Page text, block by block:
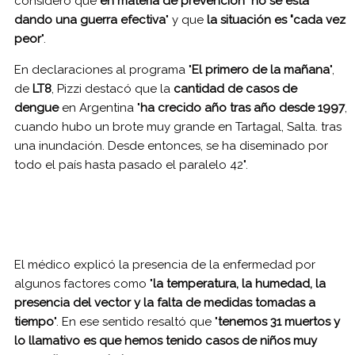
dando una guerra efectiva" y que la situación es "cada vez
peor".
En declaraciones al programa "El primero de la mañana",
de LT8, Pizzi destacó que la cantidad de casos de
dengueen Argentina "ha crecido año tras año desde 1997,
cuando hubo un brote muy grande en Tartagal, Salta. tras
una inundación. Desde entonces, se ha diseminado por
todo el país hasta pasado el paralelo 42".
El médico explicó la presencia de la enfermedad por
algunos factores como "la temperatura, la humedad, la
presencia del vector y la falta de medidas tomadas a
tiempo". En ese sentido resaltó que "tenemos 31 muertos y
lo llamativo es que hemos tenido casos de niños muy